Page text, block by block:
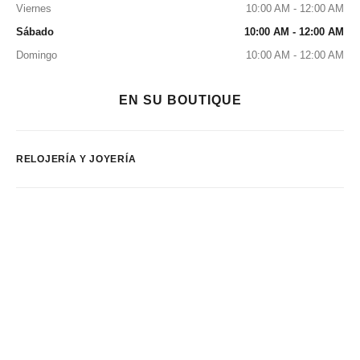
Viernes
10:00 AM - 12:00 AM
Sábado
10:00 AM - 12:00 AM
Domingo
10:00 AM - 12:00 AM
EN SU BOUTIQUE
RELOJERÍA Y JOYERÍA